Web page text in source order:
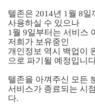
텔존은 2014년 1월 8일
사용하실 수 있으나
1월 9일부터는 서비스
저희가 보유중인
개인정보 역시 백업이
으로 파기될 예정입니
텔존을 아껴주신 모든
서비스가 종료되는 시
다.